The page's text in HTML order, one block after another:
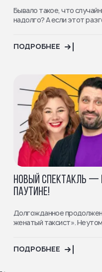
Бывало такое, что
надолго? А если этот
ПОДРОБНЕЕ
НОВЫЙ СПЕКТАКЛЬ —
ПАУТИНЕ!
Долгожданное
женатый таксист».
ПОДРОБНЕЕ